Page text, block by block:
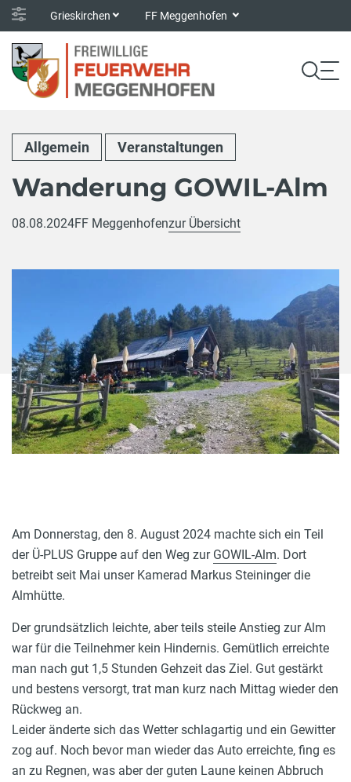
Grieskirchen FF Meggenhofen
Allgemein Veranstaltungen
Wanderung GOWIL-Alm
08.08.2024FF Meggenhofenzur Übersicht
Am Donnerstag, den 8. August 2024 machte sich ein Teil
der Ü-PLUS Gruppe auf den Weg zur GOWIL-Alm. Dort
betreibt seit Mai unser Kamerad Markus Steininger die
Almhütte.
Der grundsätzlich leichte, aber teils steile Anstieg zur Alm
war für die Teilnehmer kein Hindernis. Gemütlich erreichte
man nach gut 1,5 Stunden Gehzeit das Ziel. Gut gestärkt
und bestens versorgt, trat man kurz nach Mittag wieder den
Rückweg an.
Leider änderte sich das Wetter schlagartig und ein Gewitter
zog auf. Noch bevor man wieder das Auto erreichte, fing es
an zu Regnen, was aber der guten Laune keinen Abbruch